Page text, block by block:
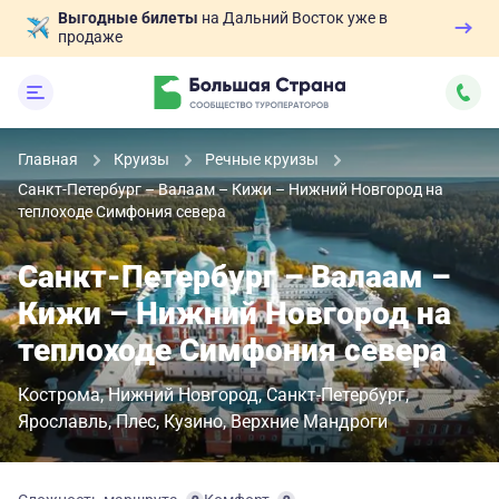
Выгодные билеты на Дальний Восток уже в
продаже
Главная Круизы
Речные круизы
Санкт-Петербург – Валаам – Кижи – Нижний Новгород на
теплоходе Симфония севера
Санкт-Петербург – Валаам –
Кижи – Нижний Новгород на
теплоходе Симфония севера
Кострома Нижний Новгород Санкт-Петербург
Ярославль Плес Кузино Верхние Мандроги